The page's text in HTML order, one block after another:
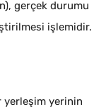
gerçek durumu
işlemidir.
yerleşim yerinin